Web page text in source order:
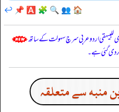
🏠
👥
🔍
🧩
🅰️
📌
↩️
للبيهقي اردو عربی سرچ سہولت کے ساتھ
دی گئی ہے۔
منبه سے متعلقہ